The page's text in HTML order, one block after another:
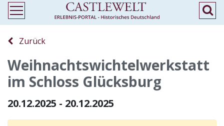
Zurück
Weihnachtswichtelwerkstatt
im Schloss Glücksburg
20.12.2025 - 20.12.2025